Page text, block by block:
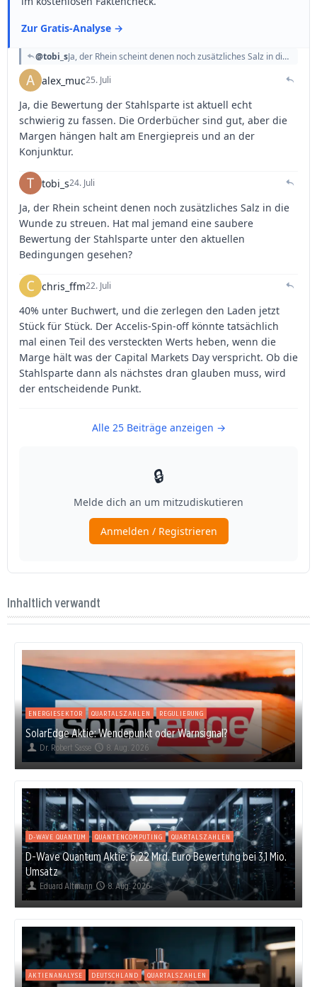
Inhaltlich verwandt
ENERGIESEKTOR QUARTALSZAHLEN REGULIERUNG
SolarEdge Aktie: Wendepunkt oder Warnsignal?
Dr. Robert Sasse 8. Aug. 2026
D-WAVE QUANTUM QUANTENCOMPUTING QUARTALSZAHLEN
D-Wave Quantum Aktie: 6,22 Mrd. Euro Bewertung bei 3,1 Mio.
Umsatz
Eduard Altmann 8. Aug. 2026
AKTIENANALYSE DEUTSCHLAND QUARTALSZAHLEN